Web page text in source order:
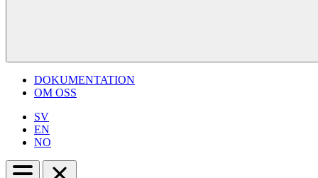
DOKUMENTATION
OM OSS
SV
EN
NO